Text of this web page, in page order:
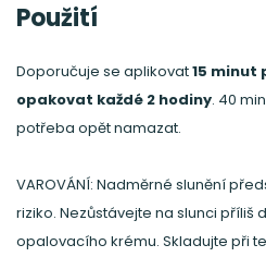
Použití
Doporučuje se aplikovat15 minut
opakovat každé 2 hodiny. 40
potřeba opět namazat.
VAROVÁNÍ: Nadměrné slunění
riziko. Nezůstávejte na slunci příliš
opalovacího krému. Skladujte při